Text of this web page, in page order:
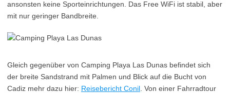
ansonsten keine Sporteinrichtungen. Das Free WiFi ist stabil, aber
mit nur geringer Bandbreite.
Gleich gegenüber von Camping Playa Las Dunas befindet sich
der breite Sandstrand mit Palmen und Blick auf die Bucht von
Cadiz mehr dazu hier: Reisebericht Conil . Von einer Fahrradtour